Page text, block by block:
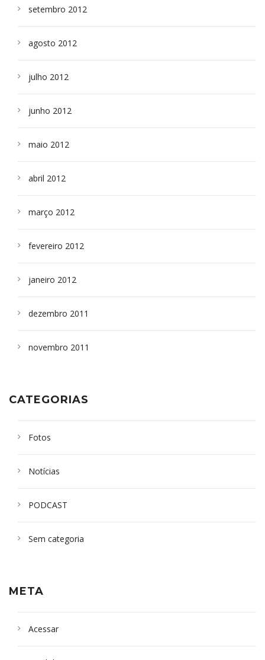
setembro 2012
agosto 2012
julho 2012
junho 2012
maio 2012
abril 2012
março 2012
fevereiro 2012
janeiro 2012
dezembro 2011
novembro 2011
CATEGORIAS
Fotos
Notícias
PODCAST
Sem categoria
META
Acessar